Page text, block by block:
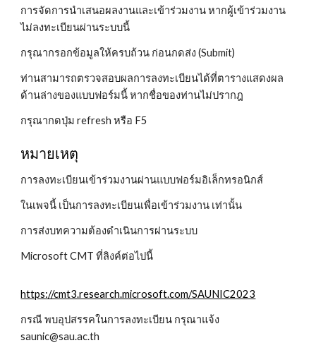
การจัดการนำเสนอผลงานและเข้าร่วมงาน หากผู้เข้าร่วมงาน
ไม่ลงทะเบียนผ่านระบบนี้
กรุณากรอกข้อมูลให้ครบถ้วน ก่อนกดส่ง (Submit)
ท่านสามารถตรวจสอบผลการลงทะเบียนได้ที่ตารางแสดงผล
ด้านล่างของแบบฟอร์มนี้ หากชื่อของท่านไม่ปรากฎ
กรุณากดปุ่ม refresh หรือ F5
หมายเหตุ
การลงทะเบียนเข้าร่วมงานผ่านแบบฟอร์มอิเล็กทรอนิกส์
ในเพจนี้ เป็นการลงทะเบียนเพื่อเข้าร่วมงาน เท่านั้น
การส่งบทความต้องดำเนินการผ่านระบบ
Microsoft CMT ที่ลิงค์ต่อไปนี้
https://cmt3.research.microsoft.com/SAUNIC2023
กรณี พบอุปสรรคในการลงทะเบียน กรุณาแจ้ง
saunic@sau.ac.th